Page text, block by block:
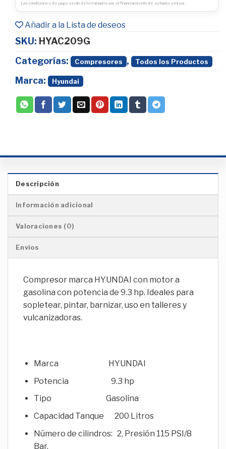
Las condiciones de pago serán determinados por el financiamiento de su banco emisor.
Añadir a la Lista de deseos
SKU: HYAC209G
Categorías:
Compresores , Todos los Productos
Marca: Hyundai
Descripción
Información adicional
Valoraciones (0)
Envíos
Compresor marca HYUNDAI con motor a
gasolina con potencia de 9.3 hp. Ideales para
sopletear, pintar, barnizar, uso en talleres y
vulcanizadoras.
Marca HYUNDAI
Potencia 9.3 hp
Tipo Gasolina
Capacidad Tanque 200 Litros
Número de cilindros: 2, Presión 115 PSI/8
Bar.